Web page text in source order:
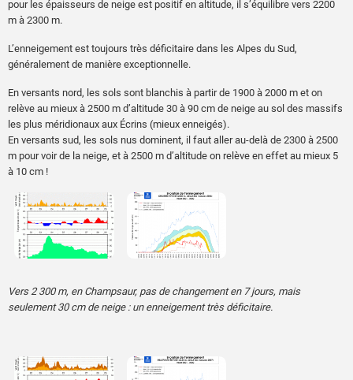
pour les épaisseurs de neige est positif en altitude, il s’équilibre vers 2200
m à 2300 m.
L’enneigement est toujours très déficitaire dans les Alpes du Sud,
généralement de manière exceptionnelle.
En versants nord, les sols sont blanchis à partir de 1900 à 2000 m et on
relève au mieux à 2500 m d’altitude 30 à 90 cm de neige au sol des massifs
les plus méridionaux aux Écrins (mieux enneigés).
En versants sud, les sols nus dominent, il faut aller au-delà de 2300 à 2500
m pour voir de la neige, et à 2500 m d’altitude on relève en effet au mieux 5
à 10 cm !
Vers 2 300 m, en Champsaur, pas de changement en 7 jours, mais
seulement 30 cm de neige : un enneigement très déficitaire.